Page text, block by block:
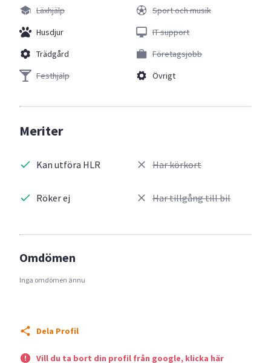
Läxhjälp
Husdjur
Trädgård
Festhjälp
Sport och musik
IT support
Företagsjobb
Övrigt
Meriter
Kan utföra HLR
Röker ej
Har körkort
Har tillgång till bil
Omdömen
Inga omdömen ännu
Dela Profil
Vill du ta bort din profil från google, klicka här